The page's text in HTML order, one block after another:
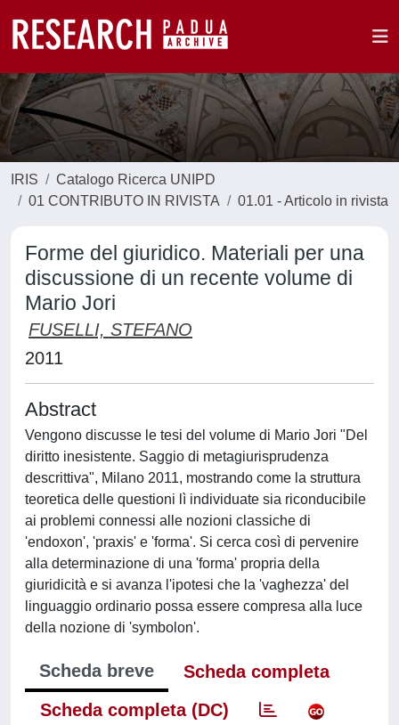
IRIS
Catalogo Ricerca UNIPD
01 CONTRIBUTO IN RIVISTA
01.01 - Articolo in rivista
Forme del giuridico. Materiali per una
discussione di un recente volume di
Mario Jori
FUSELLI, STEFANO
2011
Abstract
Vengono discusse le tesi del volume di Mario Jori "Del
diritto inesistente. Saggio di metagiurisprudenza
descrittiva", Milano 2011, mostrando come la struttura
teoretica delle questioni lì individuate sia riconducibile
ai problemi connessi alle nozioni classiche di
'endoxon', 'praxis' e 'forma'. Si cerca così di pervenire
alla determinazione di una 'forma' propria della
giuridicità e si avanza l'ipotesi che la 'vaghezza' del
linguaggio ordinario possa essere compresa alla luce
della nozione di 'symbolon'.
Scheda breve
Scheda completa
Scheda completa (DC)